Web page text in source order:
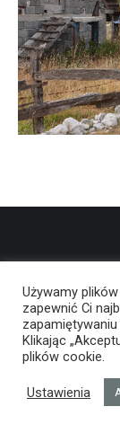
Używamy
zapewnić Ci
Klikając
plików cookie.
Ustawienia